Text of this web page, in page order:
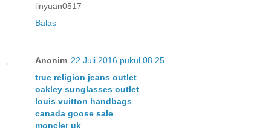
linyuan0517
Balas
Anonim 22 Juli 2016 pukul 08.25
true religion jeans outlet
oakley sunglasses outlet
louis vuitton handbags
canada goose sale
moncler uk